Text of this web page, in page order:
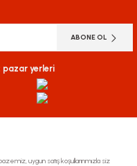
ABONE OL
pazar yerleri
uygun satış koşullarınmızla siz